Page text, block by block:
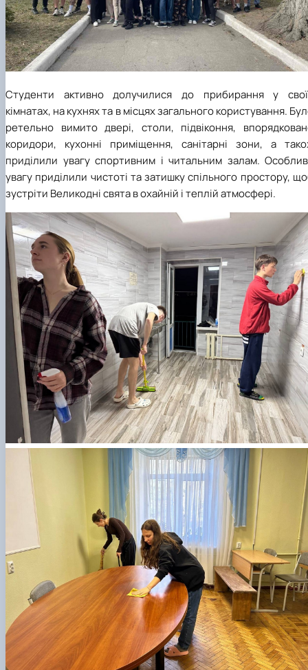
Студенти активно долучилися до прибирання у
кімнатах, на кухнях та в місцях загального користування.
ретельно вимито двері, столи, підвіконня,
коридори, кухонні приміщення, санітарні зони, а
приділили увагу спортивним і читальним залам.
увагу приділили чистоті та затишку спільного простору,
зустріти Великодні свята в охайній і теплій атмосфері.